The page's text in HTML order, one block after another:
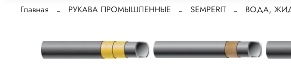
Главная РУКАВА ПРОМЫШЛЕННЫЕ SEMPERIT ВОДА,